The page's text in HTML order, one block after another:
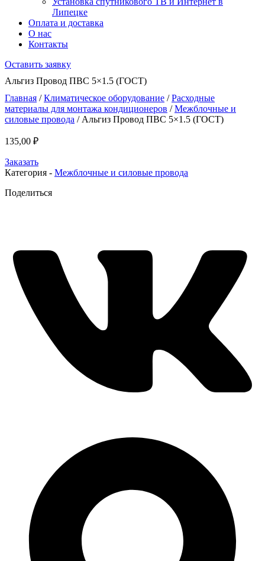
Липецке
Оплата и доставка
О нас
Контакты
Оставить заявку
Альгиз Пpовод ПВС 5×1.5 (ГОСТ)
Главная /Климатическое оборудование /Расходные
материалы для монтажа кондиционеров /Межблочные и
силовые провода / Альгиз Пpовод ПВС 5×1.5 (ГОСТ)
135,00 ₽
Заказать
Категория - Межблочные и силовые провода
Поделиться